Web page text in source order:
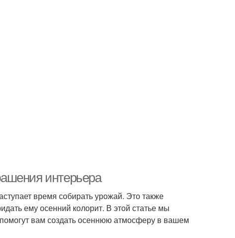
интерьера
время собирать урожай. Это также
ему осенний колорит. В этой статье мы
вам создать осеннюю атмосферу в вашем